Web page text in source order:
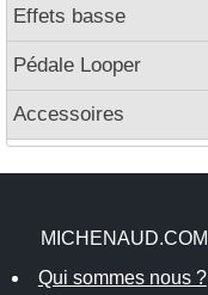
Effets basse
Pédale Looper
Accessoires
MICHENAUD.COM
Qui sommes nous ?